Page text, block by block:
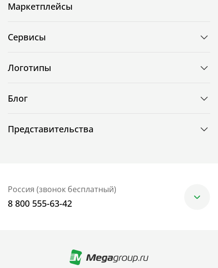
Маркетплейсы
Сервисы
Логотипы
Блог
Представительства
Россия (звонок бесплатный)
8 800 555-63-42
+7 (499) 705-30-10